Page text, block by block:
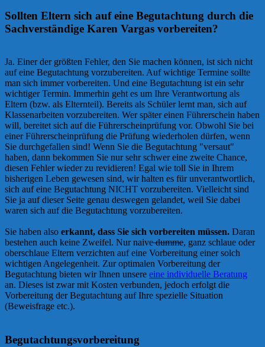
Sollten Eltern sich auf eine Begutachtung durch die
Sachverständige Karen Vargas vorbereiten?
Ja. Einer der größten Fehler, den Sie machen können, ist sich nicht
auf eine Begutachtung vorzubereiten. Auf wichtige Termine sollte
man sich immer vorbereiten. Und eine Begutachtung ist ein sehr
wichtiger Termin. Immerhin geht es um Ihre Verantwortung als
Eltern (bzw. als Elternteil). Bereits als Schüler lernt man, sich auf
Klassenarbeiten vorzubereiten. Wer später einen Führerschein haben
will, bereitet sich auf die Führerscheinprüfung vor. Obwohl Sie bei
einer Führerscheinprüfung die Prüfung wiederholen dürfen, wenn
Sie durchgefallen sind! Wenn Sie die Begutachtung "versaut"
haben, dann bekommen Sie nur sehr schwer eine zweite Chance,
diesen Fehler wieder zu revidieren! Egal wie toll Sie in Ihrem
bisherigen Leben gewesen sind, wir halten es für unverantwortlich,
sich auf eine Begutachtung NICHT vorzubereiten. Vielleicht sind
Sie ja auf dieser Seite genau deswegen gelandet, weil Sie dabei
waren sich auf die Begutachtung vorzubereiten.
Sie haben also erkannt, dass Sie sich vorbereiten müssen. Daran
bestehen auch keine Zweifel. Nur naivedumme, ganz schlaue oder
oberschlaue Eltern verzichten auf eine Vorbereitung einer solch
wichtigen Angelegenheit. Zur optimalen Vorbereitung der
Begutachtung bieten wir Ihnen unsere eine individuelle Beratung
an. Dieses ist zwar mit Kosten verbunden, jedoch erfolgt die
Vorbereitung der Begutachtung auf Ihre spezielle Situation
(Beweisfrage etc.).
Begutachtungsvorbereitung